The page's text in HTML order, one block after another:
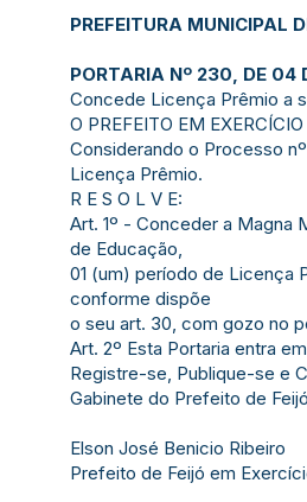
PREFEITURA MUNICIPAL
PORTARIA Nº 230, DE 04
Concede Licença Prêmio a
O PREFEITO EM
Considerando o Processo
Licença Prêmio.
R E S O L V E:
Art. 1º - Conceder a Magna
de Educação,
01 (um) período de Licença
conforme dispõe
o seu art. 30, com gozo no
Art. 2º Esta Portaria entra
Registre-se, Publique-se e
Gabinete do Prefeito de
Elson José Benicio Ribeiro
Prefeito de Feijó em